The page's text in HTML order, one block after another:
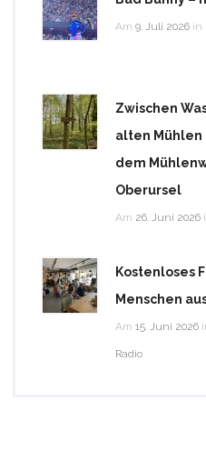
Am 9. Juli 2026 in
Zwischen
alten
dem
Oberursel
Am 26. Juni 2026
Kostenloses
Menschen
Am 15. Juni 2026
Radio